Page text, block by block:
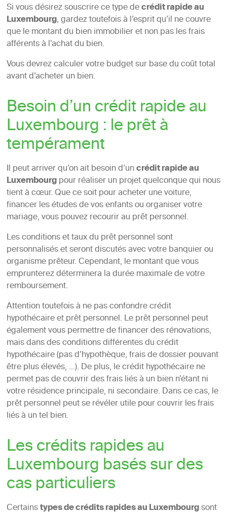
Si vous désirez souscrire ce type decrédit rapide au
Luxembourg, gardez toutefois à l’esprit qu’il ne couvre
que le montant du bien immobilier et non pas les frais
afférents à l’achat du bien.
Vous devrez calculer votre budget sur base du coût total
avant d’acheter un bien.
Besoin d’un crédit rapide au
Luxembourg : le prêt à
tempérament
Il peut arriver qu’on ait besoin d’uncrédit rapide au
Luxembourgpour réaliser un projet quelconque qui nous
tient à cœur. Que ce soit pour acheter une voiture,
financer les études de vos enfants ou organiser votre
mariage, vous pouvez recourir au prêt personnel.
Les conditions et taux du prêt personnel sont
personnalisés et seront discutés avec votre banquier ou
organisme prêteur. Cependant, le montant que vous
emprunterez déterminera la durée maximale de votre
remboursement.
Attention toutefois à ne pas confondre crédit
hypothécaire et prêt personnel. Le prêt personnel peut
également vous permettre de financer des rénovations,
mais dans des conditions différentes du crédit
hypothécaire (pas d’hypothèque, frais de dossier pouvant
être plus élevés, …). De plus, le crédit hypothécaire ne
permet pas de couvrir des frais liés à un bien n’étant ni
votre résidence principale, ni secondaire. Dans ce cas, le
prêt personnel peut se révéler utile pour couvrir les frais
liés à un tel bien.
Les crédits rapides au
Luxembourg basés sur des
cas particuliers
Certainstypes de crédits rapides au Luxembourgsont